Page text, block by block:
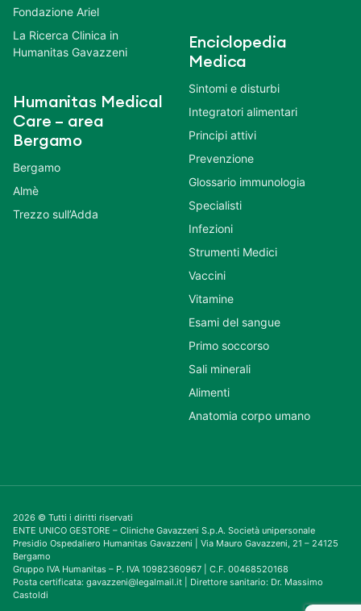
Fondazione Ariel
La Ricerca Clinica in
Humanitas Gavazzeni
Humanitas Medical
Care – area
Bergamo
Bergamo
Almè
Trezzo sull’Adda
Enciclopedia
Medica
Sintomi e disturbi
Integratori alimentari
Principi attivi
Prevenzione
Glossario immunologia
Specialisti
Infezioni
Strumenti Medici
Vaccini
Vitamine
Esami del sangue
Primo soccorso
Sali minerali
Alimenti
Anatomia corpo umano
2026 © Tutti i diritti riservati
ENTE UNICO GESTORE – Cliniche Gavazzeni S.p.A. Società unipersonale
Presidio Ospedaliero Humanitas Gavazzeni | Via Mauro Gavazzeni, 21 – 24125
Bergamo
Gruppo IVA Humanitas – P. IVA 10982360967 | C.F. 00468520168
Posta certificata: gavazzeni@legalmail.it | Direttore sanitario: Dr. Massimo
Castoldi